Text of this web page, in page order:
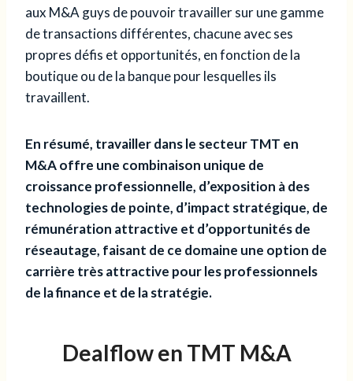
aux M&A guys de pouvoir travailler sur une gamme
de transactions différentes, chacune avec ses
propres défis et opportunités, en fonction de la
boutique ou de la banque pour lesquelles ils
travaillent.
En résumé, travailler dans le secteur TMT en
M&A offre une combinaison unique de
croissance professionnelle, d’exposition à des
technologies de pointe, d’impact stratégique, de
rémunération attractive et d’opportunités de
réseautage, faisant de ce domaine une option de
carrière très attractive pour les professionnels
de la finance et de la stratégie.
Dealflow en TMT M&A